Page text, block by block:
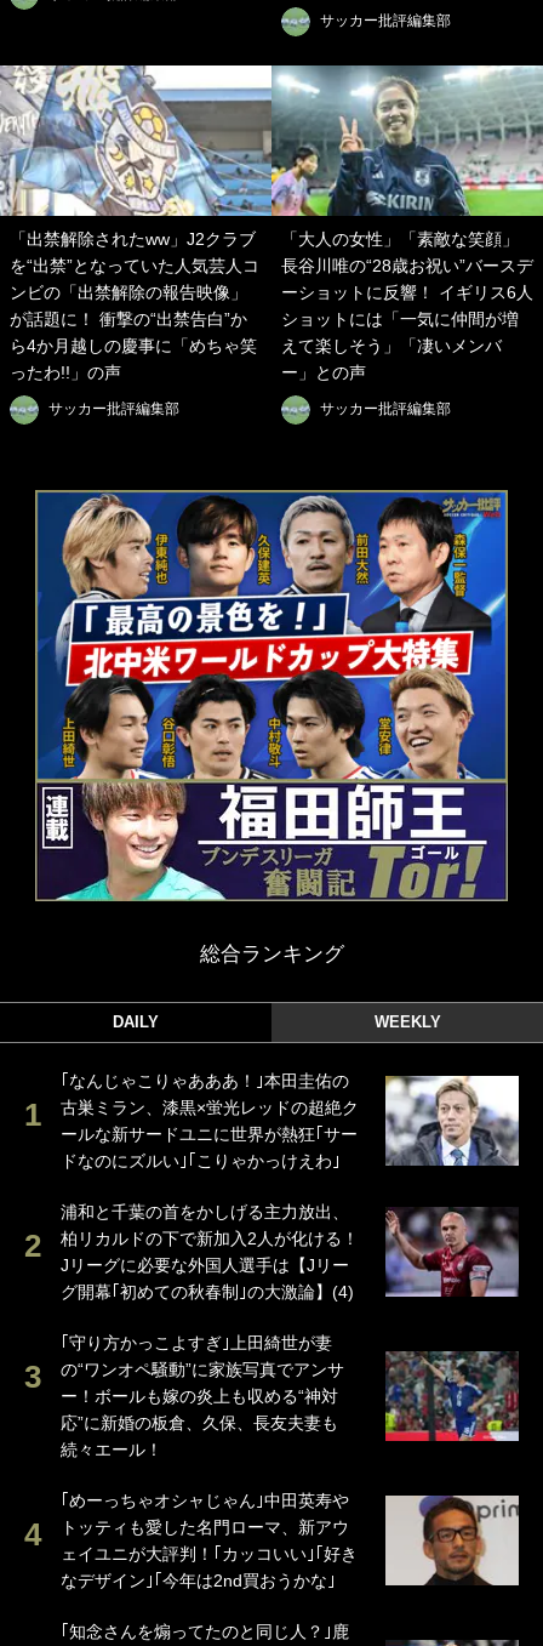
サッカー批評編集部
「出禁解除されたww」J2クラブ
を“出禁”となっていた人気芸人コ
ンビの「出禁解除の報告映像」
が話題に！ 衝撃の“出禁告白”か
ら4か月越しの慶事に「めちゃ笑
ったわ!!」の声
サッカー批評編集部
「大人の女性」「素敵な笑顔」
長谷川唯の“28歳お祝い”バースデ
ーショットに反響！ イギリス6人
ショットには「一気に仲間が増
えて楽しそう」「凄いメンバ
ー」との声
サッカー批評編集部
総合ランキング
DAILY WEEKLY
｢なんじゃこりゃあああ！｣本田圭佑の
古巣ミラン、漆黒×蛍光レッドの超絶ク
ールな新サードユニに世界が熱狂｢サー
ドなのにズルい｣｢こりゃかっけえわ｣
浦和と千葉の首をかしげる主力放出、
柏リカルドの下で新加入2人が化ける！
Jリーグに必要な外国人選手は【Jリー
グ開幕｢初めての秋春制｣の大激論】(4)
｢守り方かっこよすぎ｣上田綺世が妻
の“ワンオペ騒動”に家族写真でアンサ
ー！ボールも嫁の炎上も収める“神対
応”に新婚の板倉、久保、長友夫妻も
続々エール！
｢めーっちゃオシャじゃん｣中田英寿や
トッティも愛した名門ローマ、新アウ
ェイユニが大評判！｢カッコいい｣｢好き
なデザイン｣｢今年は2nd買おうかな｣
｢知念さんを煽ってたのと同じ人？｣鹿